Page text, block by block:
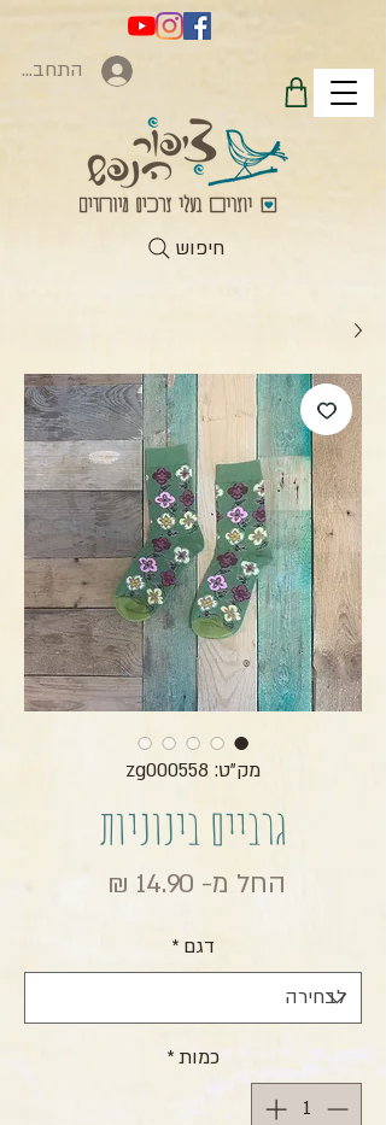
התחברות
חיפוש
מק"ט: zg000558
גרביים בינוניות
החל מ- 14.90 ₪
דגם *
כמות*